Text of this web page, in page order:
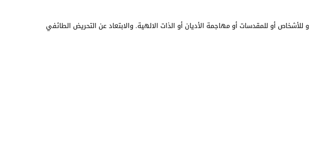
للأشخاص أو للمقدسات أو مهاجمة الأديان أو الذات الالهية. والابتعاد عن التحريض الطائفي